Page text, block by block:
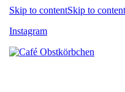
Skip to contentSkip to content
Instagram